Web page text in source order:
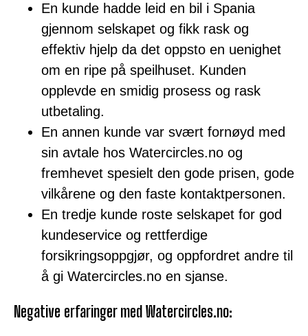
En kunde hadde leid en bil i Spania
gjennom selskapet og fikk rask og
effektiv hjelp da det oppsto en uenighet
om en ripe på speilhuset. Kunden
opplevde en smidig prosess og rask
utbetaling.
En annen kunde var svært fornøyd med
sin avtale hos Watercircles.no og
fremhevet spesielt den gode prisen, gode
vilkårene og den faste kontaktpersonen.
En tredje kunde roste selskapet for god
kundeservice og rettferdige
forsikringsoppgjør, og oppfordret andre til
å gi Watercircles.no en sjanse.
Negative erfaringer med Watercircles.no: